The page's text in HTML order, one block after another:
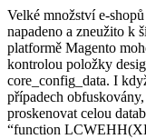
Velké množství e-
napadeno a zneužito k
platformě Magento
kontrolou položky
core_config_data. I
případech obfuskovány,
proskenovat celou
“function